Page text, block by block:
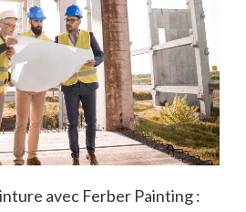
avec Ferber Painting :